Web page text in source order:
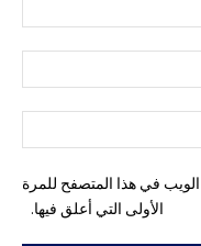
في هذا المتصفح للمرة
الأولى التي أعلق فيها.